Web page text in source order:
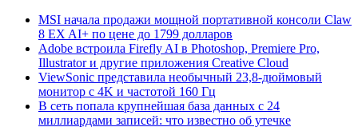
MSI начала продажи мощной портативной консоли Claw
8 EX AI+ по цене до 1799 долларов
Adobe встроила Firefly AI в Photoshop, Premiere Pro,
Illustrator и другие приложения Creative Cloud
ViewSonic представила необычный 23,8-дюймовый
монитор с 4K и частотой 160 Гц
В сеть попала крупнейшая база данных с 24
миллиардами записей: что известно об утечке